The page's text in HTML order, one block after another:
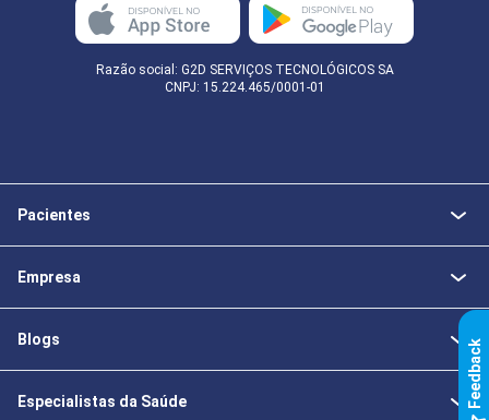
Razão social: G2D SERVIÇOS TECNOLÓGICOS SA
CNPJ: 15.224.465/0001-01
Pacientes
Empresa
Blogs
Especialistas da Saúde k